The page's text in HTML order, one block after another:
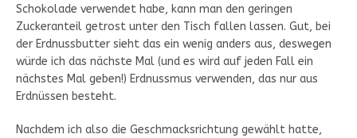
Schokolade verwendet habe, kann man den geringen
Zuckeranteil getrost unter den Tisch fallen lassen. Gut, bei
der Erdnussbutter sieht das ein wenig anders aus, deswegen
würde ich das nächste Mal (und es wird auf jeden Fall ein
nächstes Mal geben!) Erdnussmus verwenden, das nur aus
Erdnüssen besteht.
Nachdem ich also die Geschmacksrichtung gewählt hatte,